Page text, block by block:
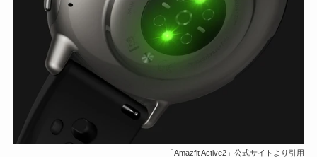
「Amazfit Active2」公式サイトより引用